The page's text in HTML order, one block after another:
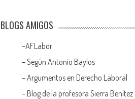
BLOGS AMIGOS
–AFLabor
– Según Antonio Baylos
–Argumentos en Derecho Laboral
– Blog de la profesora Sierra Benítez